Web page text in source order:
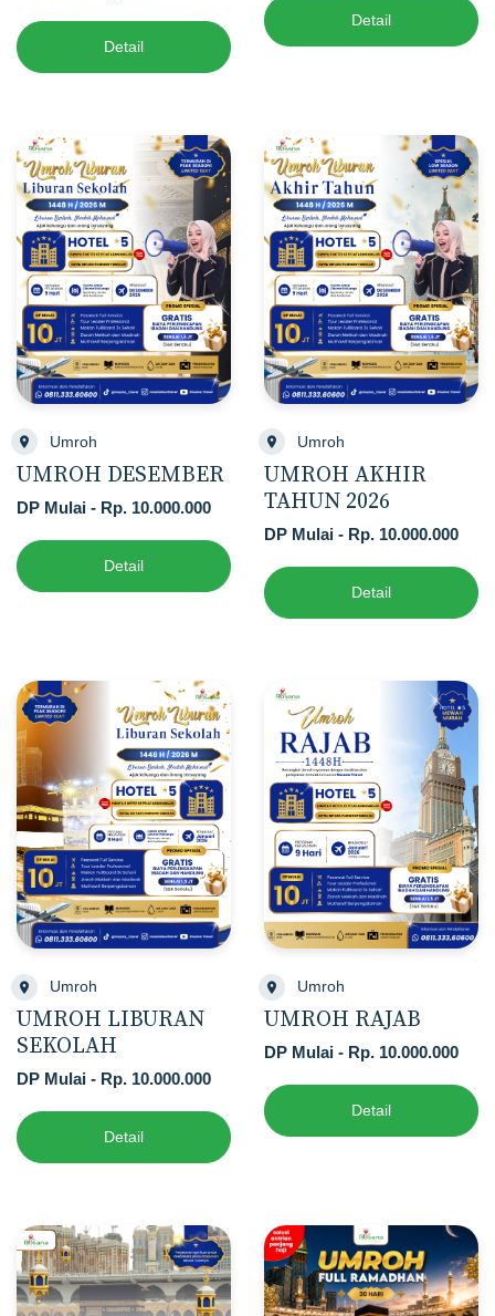
Detail
Detail
Umroh
UMROH DESEMBER
DP Mulai - Rp. 10.000.000
Detail
Umroh
UMROH AKHIR
TAHUN 2026
DP Mulai - Rp. 10.000.000
Detail
Umroh
UMROH LIBURAN
SEKOLAH
DP Mulai - Rp. 10.000.000
Detail
Umroh
UMROH RAJAB
DP Mulai - Rp. 10.000.000
Detail